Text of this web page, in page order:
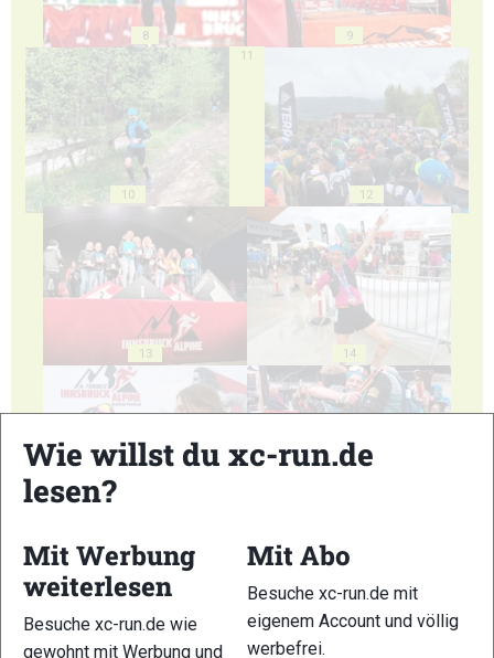
8 9
10
11
12
13 14
Wie willst du xc-run.de
lesen?
Mit Werbung
weiterlesen
Besuche xc-run.de wie
gewohnt mit Werbung und
Mit Abo
Besuche xc-run.de mit
eigenem Account und völlig
werbefrei.